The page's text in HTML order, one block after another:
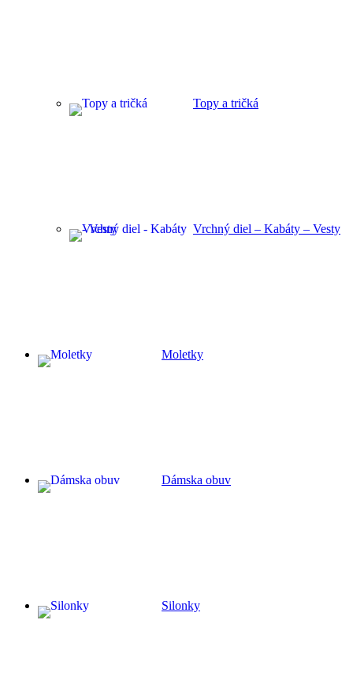
Topy a tričká
Vrchný diel – Kabáty – Vesty
Moletky
Dámska obuv
Silonky